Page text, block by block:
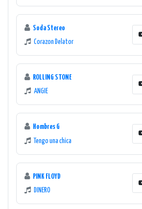
Soda Stereo
Corazon Delator
ROLLING STONE
ANGIE
Hombres G
Tengo una chica
PINK FLOYD
DINERO